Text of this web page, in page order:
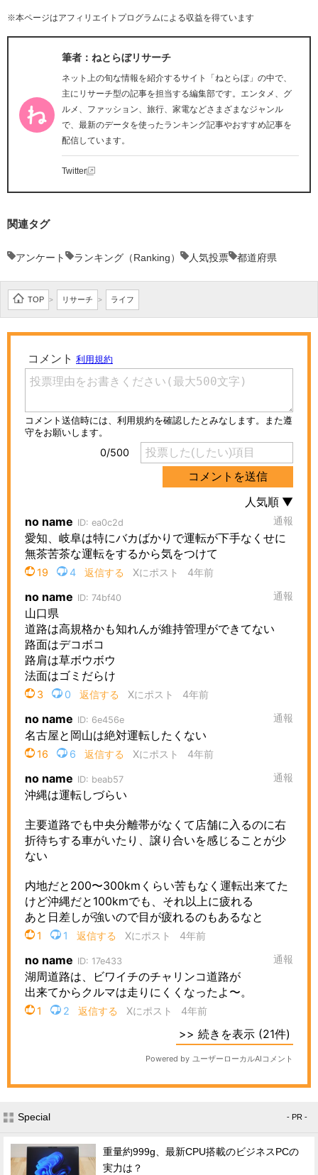
※本ページはアフィリエイトプログラムによる収益を得ています
筆者：ねとらぼリサーチ
ネット上の旬な情報を紹介するサイト「ねとらぼ」の中で、
主にリサーチ型の記事を担当する編集部です。エンタメ、グ
ルメ、ファッション、旅行、家電などさまざまなジャンル
で、最新のデータを使ったランキング記事やおすすめ記事を
配信しています。
Twitter
関連タグ
アンケート ランキング（Ranking） 人気投票 都道府県
TOP > リサーチ > ライフ
Special - PR -
重量約999g、最新CPU搭載のビジネスPCの
実力は？